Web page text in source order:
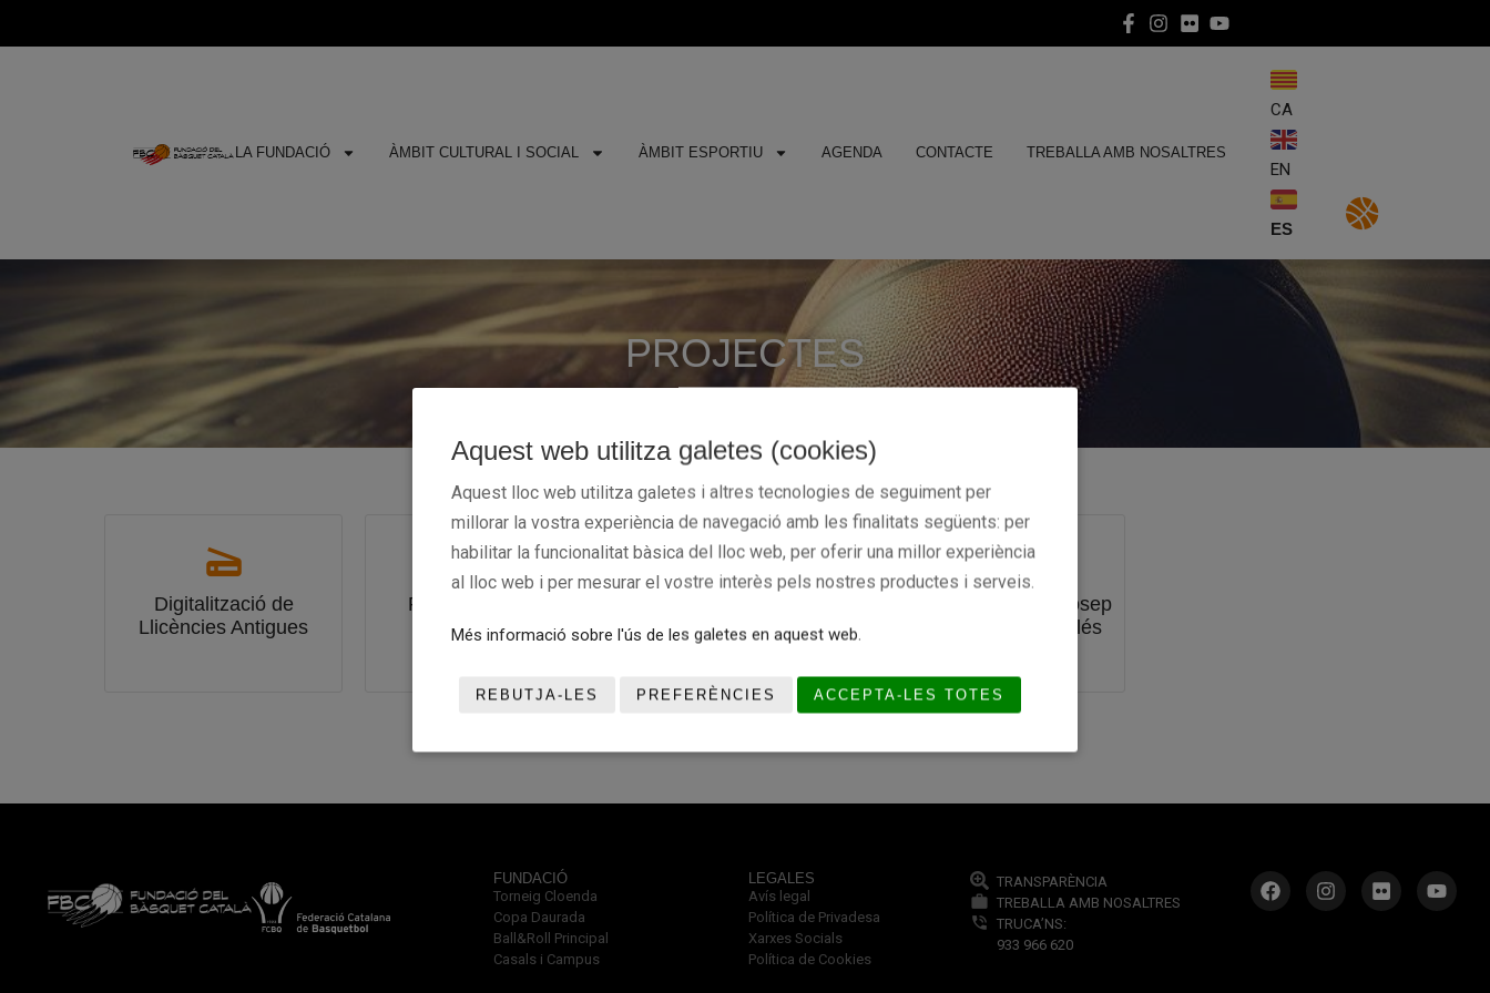
LA FUNDACIÓ ÀMBIT CULTURAL I SOCIAL ÀMBIT ESPORTIU AGENDA CONTACTE TREBALLA AMB NOSALTRES
CA
EN
ES
PROJECTES
Digitalització de
Llicències Antigues
Registre Donació
Toni Masdefiol
Mas
Registre Donació Josep
Lluís García Surrallés
FUNDACIÓ
Torneig Cloenda
Copa Daurada
Ball&Roll Principal
Casals i Campus
LEGALES
Avís legal
Política de Privadesa
Xarxes Socials
Política de Cookies
TRANSPARÈNCIA
TREBALLA AMB NOSALTRES
TRUCA’NS:
933 966 620
Aquest web utilitza galetes (cookies)
Aquest lloc web utilitza galetes i altres tecnologies de seguiment per
millorar la vostra experiència de navegació amb les finalitats següents: per
habilitar la funcionalitat bàsica del lloc web, per oferir una millor experiència
al lloc web i per mesurar el vostre interès pels nostres productes i serveis.
Més informació sobre l'ús de les galetes en aquest web.
REBUTJA-LES PREFERÈNCIES ACCEPTA-LES TOTES